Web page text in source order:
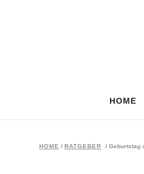
HOME
HOME / RATGEBER / Geburtstag